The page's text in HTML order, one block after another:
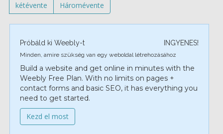
kétévente
Háromévente
INGYENES!
Próbáld ki Weebly-t
Minden, amire szükség van egy weboldal létrehozásához
Build a website and get online in minutes with the
Weebly Free Plan. With no limits on pages +
contact forms and basic SEO, it has everything you
need to get started.
Kezd el most